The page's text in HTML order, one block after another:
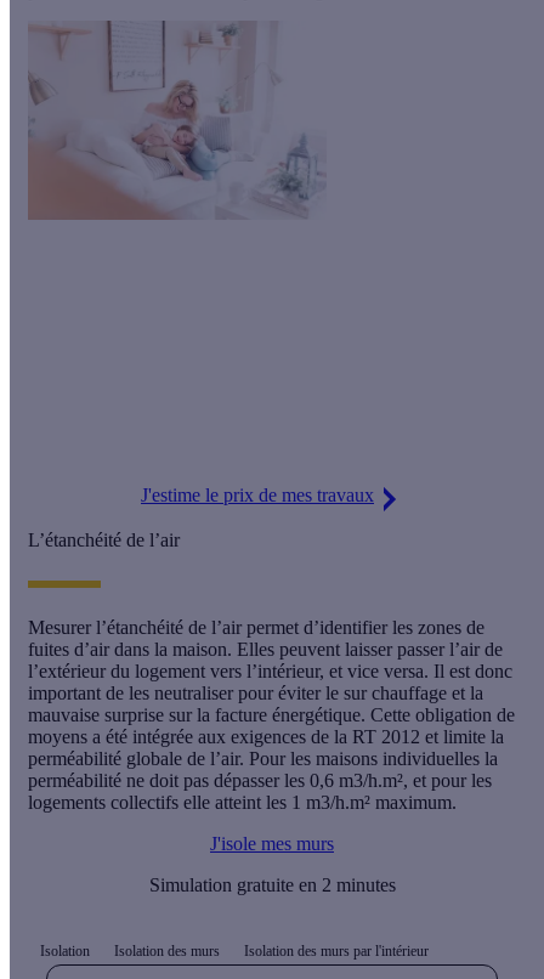
J'estime le prix de mes travaux
L’étanchéité de l’air
Mesurer l’étanchéité de l’air permet d’identifier les zones de
fuites d’air dans la maison. Elles peuvent laisser passer l’air de
l’extérieur du logement vers l’intérieur, et vice versa. Il est donc
important de les neutraliser pour éviter le sur chauffage et la
mauvaise surprise sur la facture énergétique. Cette obligation de
moyens a été intégrée aux exigences de la RT 2012 et limite la
perméabilité globale de l’air. Pour les maisons individuelles la
perméabilité ne doit pas dépasser les 0,6 m3/h.m², et pour les
logements collectifs elle atteint les 1 m3/h.m² maximum.
J'isole mes murs
Simulation gratuite en 2 minutes
Isolation Isolation des murs Isolation des murs par l'intérieur